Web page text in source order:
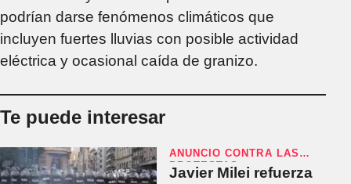
podrían darse fenómenos climáticos que
incluyen fuertes lluvias con posible actividad
eléctrica y ocasional caída de granizo.
Te puede interesar
ANUNCIO CONTRA LAS
PROTESTAS
Javier Milei refuerza